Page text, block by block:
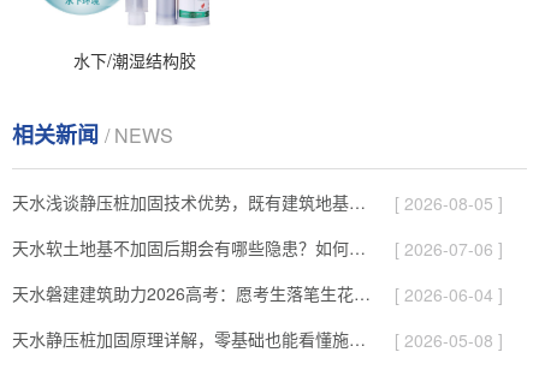
水下/潮湿结构胶
相关新闻 / NEWS
天水浅谈静压桩加固技术优势，既有建筑地基补强施工要点！
[ 2026-08-05 ]
天水软土地基不加固后期会有哪些隐患？如何提前预防！
[ 2026-07-06 ]
天水磐建建筑助力2026高考：愿考生落笔生花、旗开得胜圆梦今夏！
[ 2026-06-04 ]
天水静压桩加固原理详解，零基础也能看懂施工逻辑！
[ 2026-05-08 ]